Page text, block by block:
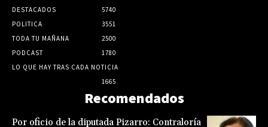
DESTACADOS
5740
POLITICA
3551
TODA TU MAÑANA
2500
PODCAST
1780
LO QUE HAY TRAS CADA NOTICIA
1665
Recomendados
Por oficio de la diputada Pizarro: Contraloría